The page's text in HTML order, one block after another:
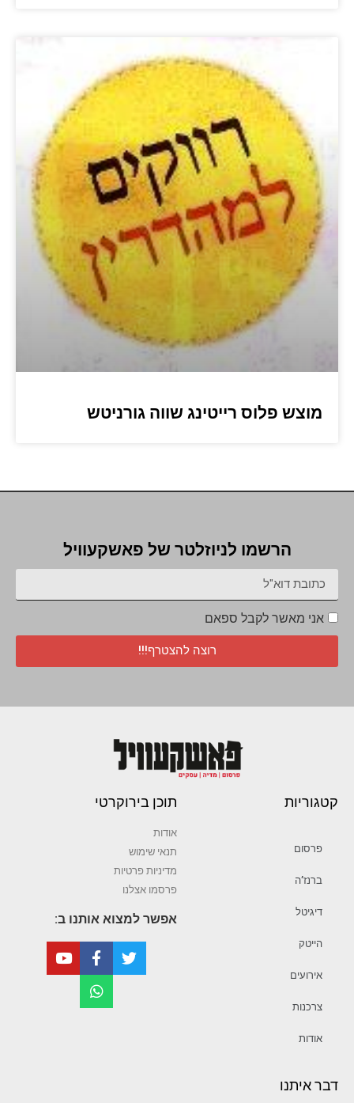
מוצש פלוס רייטינג שווה גורניטש
הרשמו לניוזלטר של פאשקעוויל
אני מאשר לקבל ספאם
רוצה להצטרף!!!
קטגוריות
פרסום
ברנז’ה
דיגיטל
הייטק
אירועים
צרכנות
אודות
תוכן בירוקרטי
אודות
תנאי שימוש
מדיניות פרטיות
פרסמו אצלנו
אפשר למצוא אותנו ב:
דבר איתנו